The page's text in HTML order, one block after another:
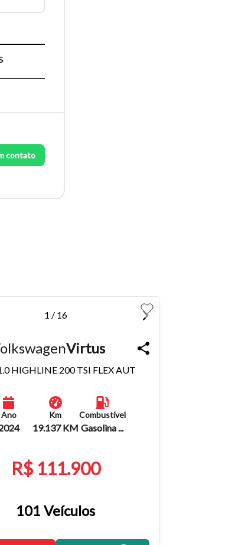
contato
1 / 16
Virtus
HIGHLINE 200 TSI FLEX AUT
Ano Km
19.137 KM
Combustível
Gasolina ...
R$ 111.900
101 Veículos